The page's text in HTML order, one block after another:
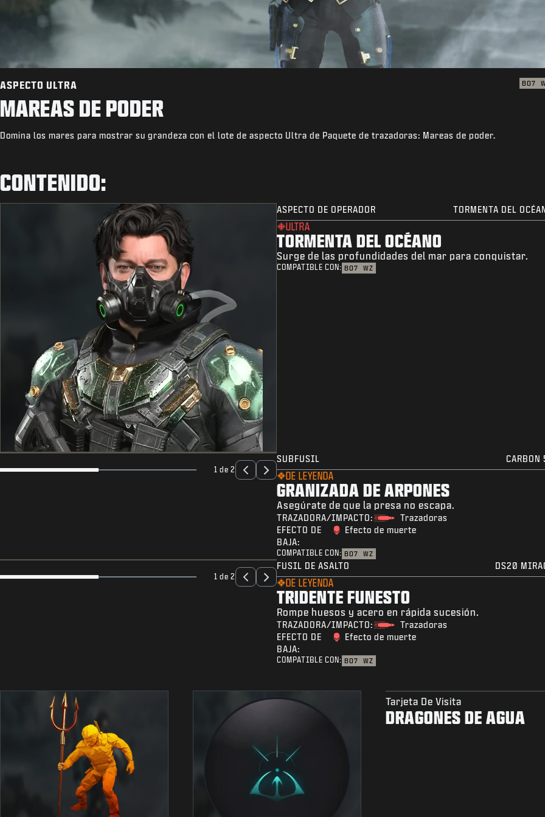
ASPECTO ULTRA BO7
MAREAS DE PODER
Domina los mares para mostrar su grandeza con el lote de aspecto Ultra de Paquete de trazadoras: Mareas de poder.
CONTENIDO:
ASPECTO DE OPERADOR TORMENTA DEL
ULTRA
TORMENTA DEL OCÉANO
Surge de las profundidades del mar para conquistar.
COMPATIBLE CON: BO7 WZ
1 de 2
SUBFUSIL CARBON
DE LEYENDA
GRANIZADA DE ARPONES
Asegúrate de que la presa no escapa.
TRAZADORA/IMPACTO:
Trazadoras
EFECTO DE
BAJA:
Efecto de muerte
COMPATIBLE CON: BO7 WZ
1 de 2
FUSIL DE ASALTO DS20
DE LEYENDA
TRIDENTE FUNESTO
Rompe huesos y acero en rápida sucesión.
TRAZADORA/IMPACTO:
Trazadoras
EFECTO DE
BAJA:
Efecto de muerte
COMPATIBLE CON: BO7 WZ
Tarjeta De Visita
DRAGONES DE AGUA